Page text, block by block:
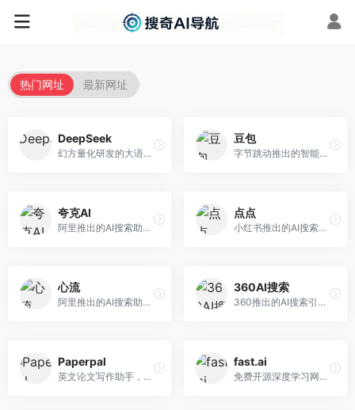
热门网址 最新网址
DeepSeek
幻方量化研发的大语言模型平台，专注于深度推理和代码生成能力。面向开发者、研究人员和技术爱好者，提供强大的逻辑推理和数学计算功能，开源生态完善，API接口友好。
豆包
字节跳动推出的智能对话助手平台，提供文本创作、知识问答、英语学习等多种AI服务。面向普通用户和内容创作者，支持多轮对话和文件解析，免费使用，响应速度快，中文理解能力强。
夸克AI
阿里推出的AI搜索助手，整合搜索与AI功能。面向年轻用户，提供智能搜索、文档处理、学习辅助等服务，与夸克生态深度整合。
点点
小红书推出的AI搜索应用，专注于生活方式内容搜索。面向小红书用户，提供生活攻略、消费决策、内容推荐等服务，生活方式内容丰富。
心流
阿里推出的AI搜索助手，专注于智能信息获取。面向普通用户，提供智能搜索、内容整理、知识问答等服务，与阿里生态深度整合。
360AI搜索
360推出的AI搜索引擎，专注于安全智能搜索。面向普通用户，提供智能问答、网页搜索、内容整理等服务，安全防护能力强。
Paperpal
英文论文写作助手，专注于学术英语润色。面向需要发表国际期刊的研究者，提供语法检查、学术表达优化、格式规范等服务，英语表达地道专业。
fast.ai
免费开源深度学习网站，专注于实用AI教学。面向开发者，提供免费深度学习课程、实战项目、代码库等资源，学习门槛低。